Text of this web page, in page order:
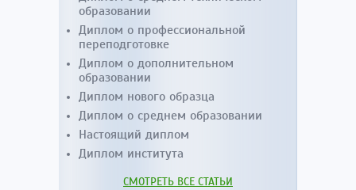
образовании
Диплом о профессиональной
переподготовке
Диплом о дополнительном
образовании
Диплом нового образца
Диплом о среднем образовании
Настоящий диплом
Диплом института
СМОТРЕТЬ ВСЕ СТАТЬИ